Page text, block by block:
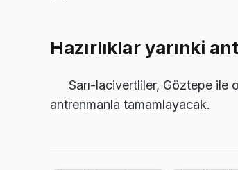
Hazırlıklar yarınki
Sarı-lacivertliler, Göztepe ile
antrenmanla tamamlayacak.